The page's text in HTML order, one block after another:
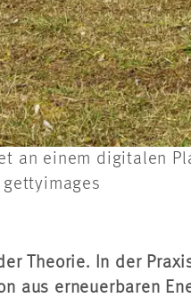
an einem digitalen
Theorie. In der
aus erneuerbaren